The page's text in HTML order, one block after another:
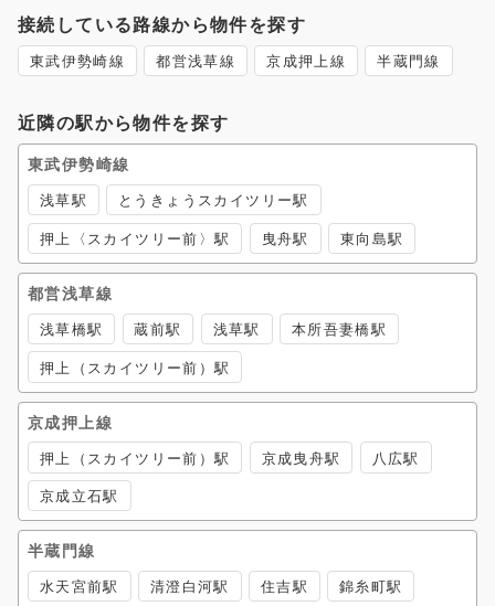
接続している路線から物件を探す
東武伊勢崎線 都営浅草線 京成押上線 半蔵門線
近隣の駅から物件を探す
東武伊勢崎線
浅草駅 とうきょうスカイツリー駅
押上〈スカイツリー前〉駅 曳舟駅 東向島駅
都営浅草線
浅草橋駅 蔵前駅 浅草駅 本所吾妻橋駅
押上（スカイツリー前）駅
京成押上線
押上（スカイツリー前）駅 京成曳舟駅 八広駅
京成立石駅
半蔵門線
水天宮前駅 清澄白河駅 住吉駅 錦糸町駅